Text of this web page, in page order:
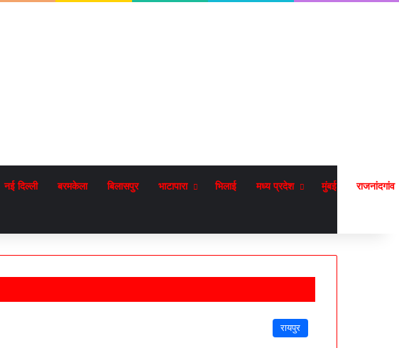
नई दिल्ली बरमकेला बिलासपुर भाटापारा भिलाई मध्य प्रदेश मुंबई राजनांदगांव
रायपुर